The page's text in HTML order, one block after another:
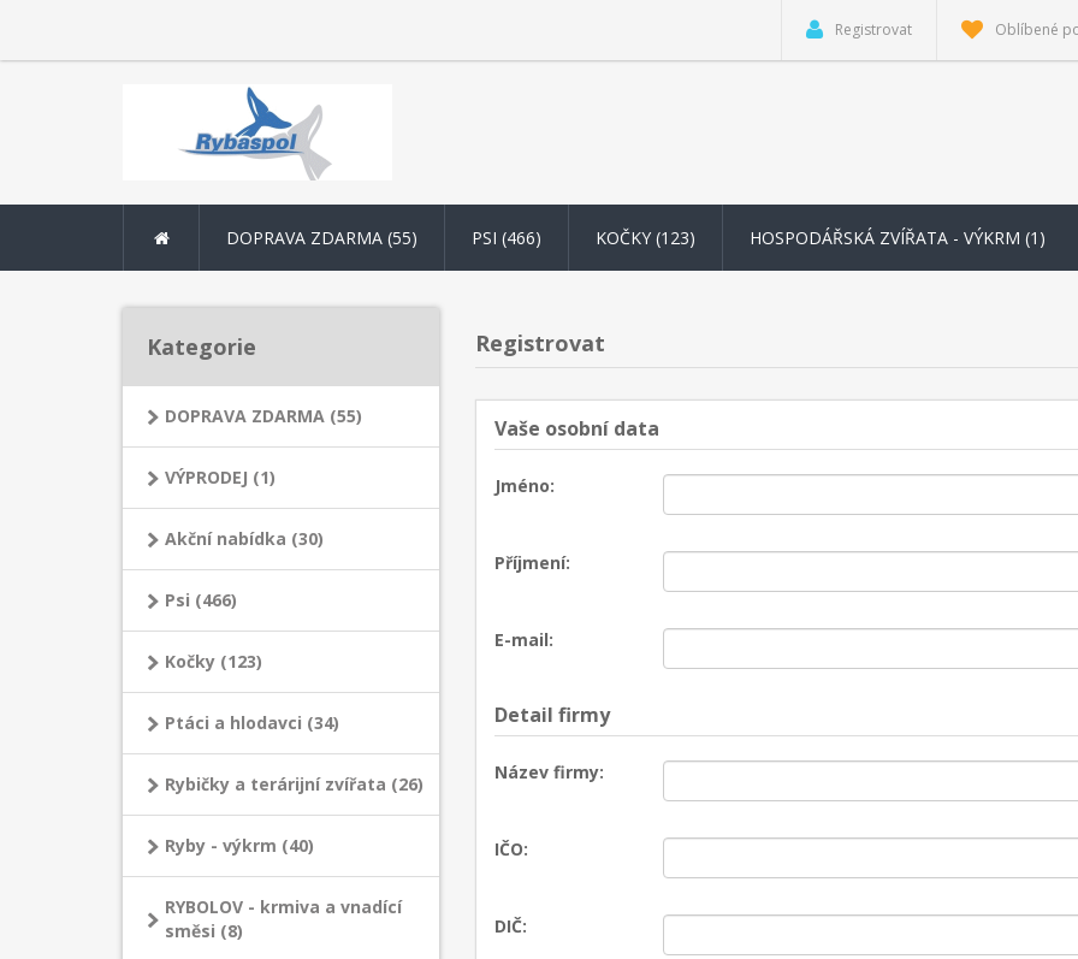
Registrovat Oblíbené
DOPRAVA ZDARMA (55) PSI (466) KOČKY (123) HOSPODÁŘSKÁ ZVÍŘATA - VÝKRM (1)
Kategorie
DOPRAVA ZDARMA (55)
VÝPRODEJ (1)
Akční nabídka (30)
Psi (466)
Kočky (123)
Ptáci a hlodavci (34)
Rybičky a terárijní zvířata (26)
Ryby - výkrm (40)
RYBOLOV - krmiva a vnadící
směsi (8)
Registrovat
Vaše osobní data
Jméno:
Příjmení:
E-mail:
Detail firmy
Název firmy:
IČO:
DIČ: